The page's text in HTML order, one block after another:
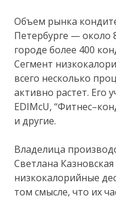
Объем рынка
Петербурге — около
городе более 400
Сегмент
всего несколько
активно растет. Его
EDIMcU,
и другие.
Владелица
Светлана
низкокалорийные
том смысле, что их